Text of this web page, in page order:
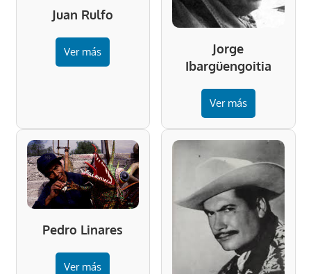
Juan Rulfo
Ver más
Jorge
Ibargüengoitia
Ver más
Pedro Linares
Ver más